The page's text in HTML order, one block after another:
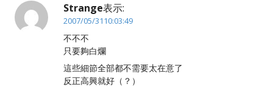
Strange表示:
2007/05/3110:03:49
不不不
只要夠白爛
這些細節全部都不需要太在意了
反正高興就好（？）